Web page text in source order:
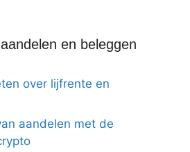
en beleggen
over lijfrente en
aandelen met de